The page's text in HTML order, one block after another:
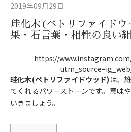
2019年09月29日
珪化木(ペトリファイド
果・石言葉・相性の良い
https://
珪化木(ペトリファイドウッド) は、
てくれるパワーストーンです。意味
いきましょう。